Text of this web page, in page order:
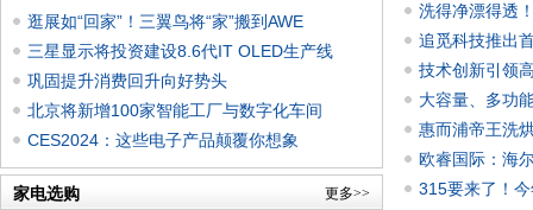
逛展如“回家”！三翼鸟将“家”搬到AWE
三星显示将投资建设8.6代IT OLED生产线
巩固提升消费回升向好势头
北京将新增100家智能工厂与数字化车间
CES2024：这些电子产品颠覆你想象
更多>>
家电选购
洗得净漂得透
追觅科技推出
技术创新引领
大容量、多功
惠而浦帝王洗
欧睿国际：海
315要来了！